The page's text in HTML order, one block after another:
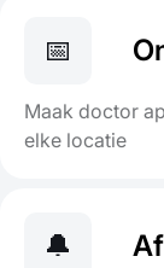
📅
Maak doctor
elke locatie
🔔